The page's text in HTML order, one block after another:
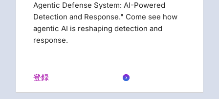
Agentic Defense System: AI-Powered
Detection and Response." Come see how
agentic AI is reshaping detection and
response.
登録